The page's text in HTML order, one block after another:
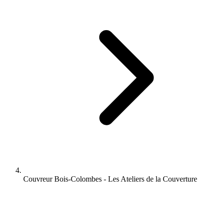
Couvreur Bois-Colombes - Les Ateliers de la Couverture